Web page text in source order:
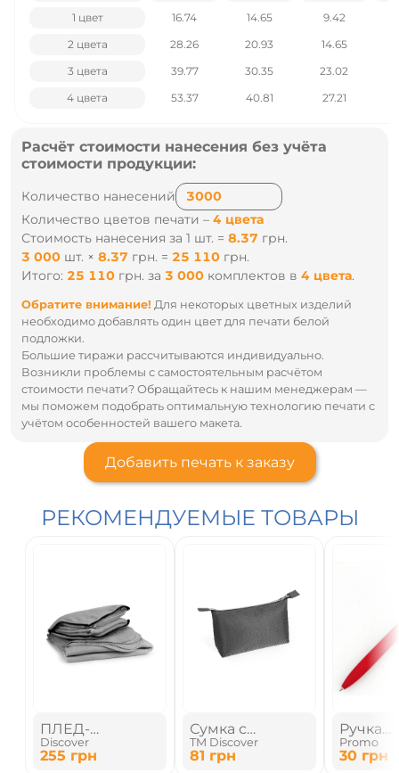
1 цвет
16.74 14.65 9.42
2 цвета
28.26 20.93 14.65
3 цвета
39.77 30.35 23.02
4 цвета
53.37 40.81 27.21
Расчёт стоимости нанесения без учёта
стоимости продукции:
Количество нанесений
Количество цветов печати – 4 цвета
Стоимость нанесения за 1 шт. = 8.37 грн.
3 000 шт. × 8.37 грн. = 25 110 грн.
Итого: 25 110 грн. за 3 000 комплектов в 4 цвета.
Обратите внимание! Для некоторых цветных изделий
необходимо добавлять один цвет для печати белой
подложки.
Большие тиражи рассчитываются индивидуально.
Возникли проблемы с самостоятельным расчётом
стоимости печати? Обращайтесь к нашим менеджерам —
мы поможем подобрать оптимальную технологию печати с
учётом особенностей вашего макета.
Добавить печать к заказу
РЕКОМЕНДУЕМЫЕ ТОВАРЫ
ПЛЕД-
ПОДУШКА
Discover
255 грн
Сумка с
молнией
TM Discover
81 грн
Ручка
из soft
Promo
30 грн